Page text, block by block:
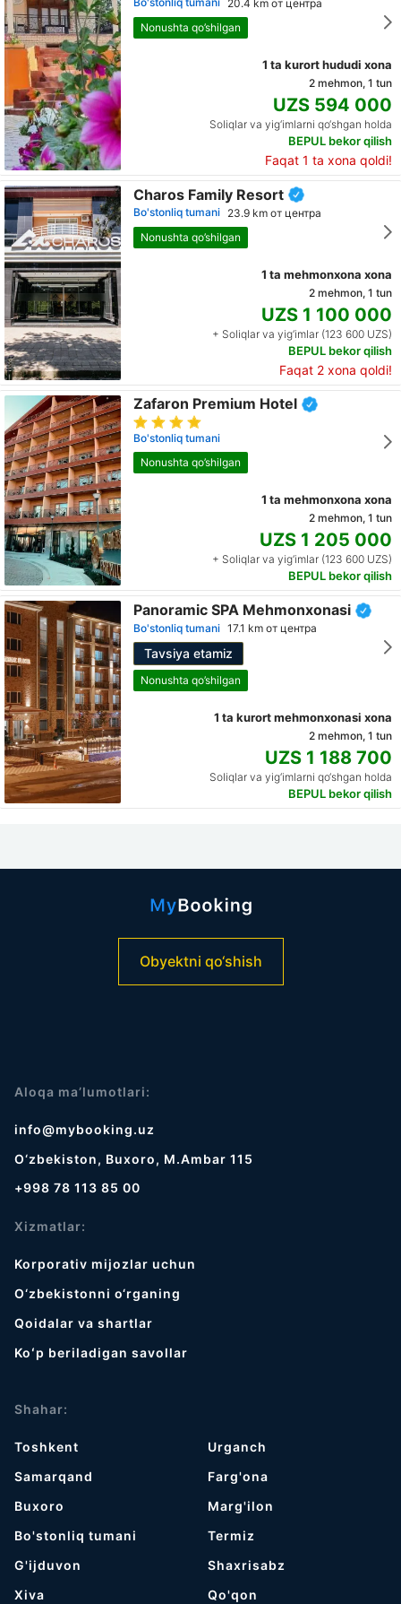
20.4 km от центра
Nonushta qo’shilgan
1 ta kurort hududi xona
2 mehmon, 1 tun
UZS 594 000
Soliqlar va yig‘imlarni qo‘shgan holda
BEPUL bekor qilish
Faqat 1 ta xona qoldi!
Charos Family Resort
Bo'stonliq tumani 23.9 km от центра
Nonushta qo’shilgan
1 ta mehmonxona xona
2 mehmon, 1 tun
UZS 1 100 000
+ Soliqlar va yig‘imlar (123 600 UZS)
BEPUL bekor qilish
Faqat 2 xona qoldi!
Zafaron Premium Hotel
Bo'stonliq tumani
Nonushta qo’shilgan
1 ta mehmonxona xona
2 mehmon, 1 tun
UZS 1 205 000
+ Soliqlar va yig‘imlar (123 600 UZS)
BEPUL bekor qilish
Panoramic SPA Mehmonxonasi
Bo'stonliq tumani 17.1 km от центра
Tavsiya etamiz
Nonushta qo’shilgan
1 ta kurort mehmonxonasi xona
2 mehmon, 1 tun
UZS 1 188 700
Soliqlar va yig‘imlarni qo‘shgan holda
BEPUL bekor qilish
Obyektni qo‘shish
Aloqa ma’lumotlari:
info@mybooking.uz
O‘zbekiston, Buxoro, M.Ambar 115
+998 78 113 85 00
Xizmatlar:
Korporativ mijozlar uchun
O‘zbekistonni o‘rganing
Qoidalar va shartlar
Koʻp beriladigan savollar
Shahar:
Toshkent
Samarqand
Buxoro
Bo'stonliq tumani
G'ijduvon
Хiva
Urganch
Farg'ona
Marg'ilon
Termiz
Shaxrisabz
Qo'qon